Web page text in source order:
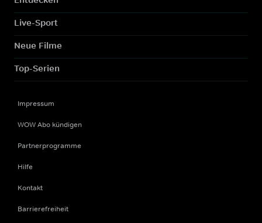
Live-Sport
Neue Filme
Top-Serien
Impressum
WOW Abo kündigen
Partnerprogramme
Hilfe
Kontakt
Barrierefreiheit